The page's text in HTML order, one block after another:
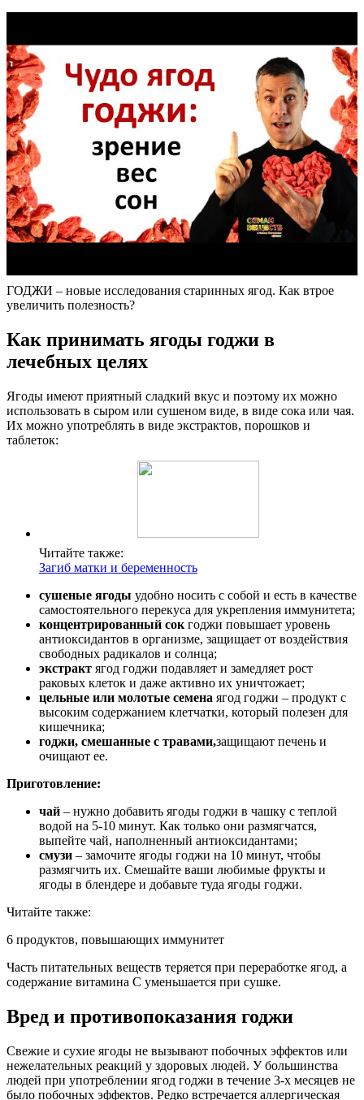
ГОДЖИ – новые исследования старинных ягод. Как втрое
увеличить полезность?
Как принимать ягоды годжи в
лечебных целях
Ягоды имеют приятный сладкий вкус и поэтому их можно
использовать в сыром или сушеном виде, в виде сока или чая.
Их можно употреблять в виде экстрактов, порошков и
таблеток:
Читайте также:
Загиб матки и беременность
сушеные ягоды удобно носить с собой и есть в качестве
самостоятельного перекуса для укрепления иммунитета;
концентрированный сок годжи повышает уровень
антиоксидантов в организме, защищает от воздействия
свободных радикалов и солнца;
экстракт ягод годжи подавляет и замедляет рост
раковых клеток и даже активно их уничтожает;
цельные или молотые семена ягод годжи – продукт с
высоким содержанием клетчатки, который полезен для
кишечника;
годжи, смешанные с травами,защищают печень и
очищают ее.
Приготовление:
чай – нужно добавить ягоды годжи в чашку с теплой
водой на 5-10 минут. Как только они размягчатся,
выпейте чай, наполненный антиоксидантами;
смузи – замочите ягоды годжи на 10 минут, чтобы
размягчить их. Смешайте ваши любимые фрукты и
ягоды в блендере и добавьте туда ягоды годжи.
Читайте также:
6 продуктов, повышающих иммунитет
Часть питательных веществ теряется при переработке ягод, а
содержание витамина С уменьшается при сушке.
Вред и противопоказания годжи
Свежие и сухие ягоды не вызывают побочных эффектов или
нежелательных реакций у здоровых людей. У большинства
людей при употреблении ягод годжи в течение 3-х месяцев не
было побочных эффектов. Редко встречается аллергическая